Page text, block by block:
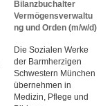
Bilanzbuchalter
Vermögensverwaltu
ng und Orden (m/w/d)
Die Sozialen Werke
der Barmherzigen
Schwestern München
übernehmen in
Medizin, Pflege und